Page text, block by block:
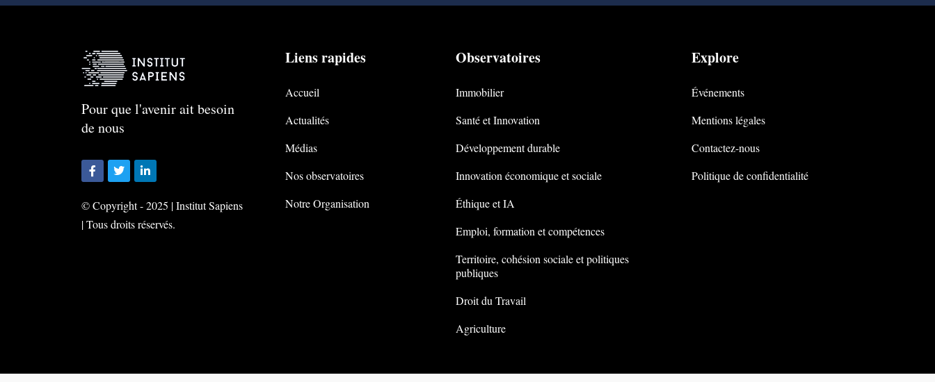
Pour que l'avenir ait besoin
de nous
© Copyright - 2025 | Institut Sapiens
| Tous droits réservés.
Liens rapides
Accueil
Actualités
Médias
Nos observatoires
Notre Organisation
Observatoires
Immobilier
Santé et Innovation
Développement durable
Innovation économique et sociale
Éthique et IA
Emploi, formation et compétences
Territoire, cohésion sociale et politiques
publiques
Droit du Travail
Agriculture
Explore
Événements
Mentions légales
Contactez-nous
Politique de confidentialité